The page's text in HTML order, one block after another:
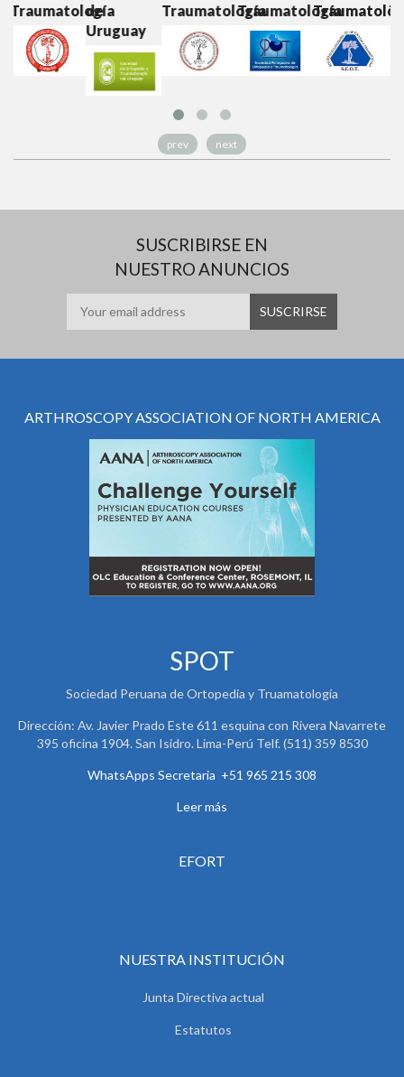
de
Uruguay
TraumatologíaTraumatologíaTraumatología
prev next
SUSCRIBIRSE EN
NUESTRO ANUNCIOS
ARTHROSCOPY ASSOCIATION OF NORTH AMERICA
SPOT
Sociedad Peruana de Ortopedia y Truamatología
Dirección: Av. Javier Prado Este 611 esquina con Rivera Navarrete
395 oficina 1904. San Isidro. Lima-Perú Telf. (511) 359 8530
WhatsApps Secretaria +51 965 215 308
Leer más
EFORT
NUESTRA INSTITUCIÓN
Junta Directiva actual
Estatutos